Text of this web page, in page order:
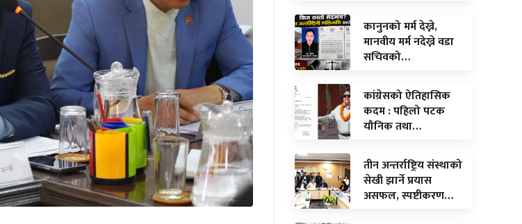
कानुनको मर्म देख्ने,
मानवीय मर्म नदेख्ने वडा
सचिवको…
कांग्रेसको ऐतिहासिक
कदम : पहिलो पटक
यौनिक तथा…
तीन अन्तर्राष्ट्रिय संस्थाको
सेखी झार्ने प्रयास
असफल, स्पष्टीकरण…